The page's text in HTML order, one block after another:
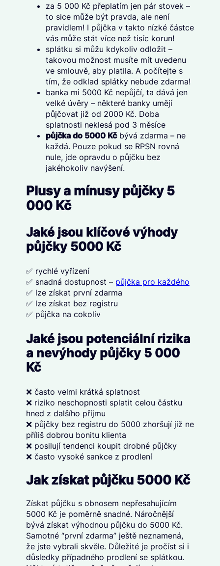
za 5 000 Kč přeplatím jen pár stovek –
to sice může být pravda, ale není
pravidlem! I půjčka v takto nízké částce
vás může stát více než tisíc korun!
splátku si můžu kdykoliv odložit –
takovou možnost musíte mít uvedenu
ve smlouvě, aby platila. A počítejte s
tím, že odklad splátky nebude zdarma!
banka mi 5000 Kč nepůjčí, ta dává jen
velké úvěry – některé banky umějí
půjčovat již od 2000 Kč. Doba
splatnosti neklesá pod 3 měsíce
půjčka do 5000 Kčbývá zdarma – ne
každá. Pouze pokud se RPSN rovná
nule, jde opravdu o půjčku bez
jakéhokoliv navýšení.
Plusy a mínusy půjčky 5
000 Kč
Jaké jsou klíčové výhody
půjčky 5000 Kč
✅ rychlé vyřízení
✅ snadná dostupnost – půjčka pro každého
✅ lze získat první zdarma
✅ lze získat bez registru
✅ půjčka na cokoliv
Jaké jsou potenciální rizika
a nevýhody půjčky 5 000
Kč
❌ často velmi krátká splatnost
❌ riziko neschopnosti splatit celou částku
hned z dalšího příjmu
❌ půjčky bez registru do 5000 zhoršují již ne
příliš dobrou bonitu klienta
❌ posilují tendenci koupit drobné půjčky
❌ často vysoké sankce z prodlení
Jak získat půjčku 5000 Kč
Získat půjčku s obnosem nepřesahujícím
5000 Kč je poměrně snadné. Náročnější
bývá získat výhodnou půjčku do 5000 Kč.
Samotné “první zdarma” ještě neznamená,
že jste vybrali skvěle. Důležité je pročíst si i
důsledky případného prodlení se splátkou.